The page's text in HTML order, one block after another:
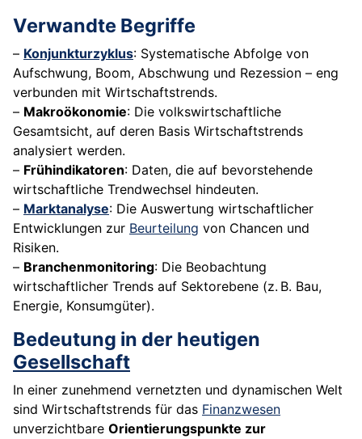
Verwandte Begriffe
– Konjunkturzyklus: Systematische Abfolge von
Aufschwung, Boom, Abschwung und Rezession – eng
verbunden mit Wirtschaftstrends.
– Makroökonomie: Die volkswirtschaftliche
Gesamtsicht, auf deren Basis Wirtschaftstrends
analysiert werden.
– Frühindikatoren: Daten, die auf bevorstehende
wirtschaftliche Trendwechsel hindeuten.
– Marktanalyse: Die Auswertung wirtschaftlicher
Entwicklungen zur Beurteilung von Chancen und
Risiken.
– Branchenmonitoring: Die Beobachtung
wirtschaftlicher Trends auf Sektorebene (z. B. Bau,
Energie, Konsumgüter).
Bedeutung in der heutigen
Gesellschaft
In einer zunehmend vernetzten und dynamischen Welt
sind Wirtschaftstrends für das Finanzwesen
unverzichtbare Orientierungspunkte zur